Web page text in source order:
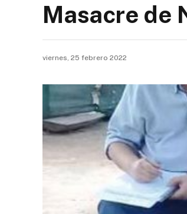
Masacre de
viernes, 25 febrero 2022